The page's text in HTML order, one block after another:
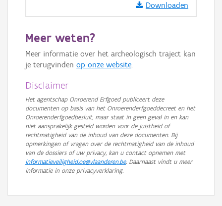
Downloaden
Meer weten?
Meer informatie over het archeologisch traject kan
je terugvinden op onze website.
Disclaimer
Het agentschap Onroerend Erfgoed publiceert deze
documenten op basis van het Onroerenderfgoeddecreet en het
Onroerenderfgoedbesluit, maar staat in geen geval in en kan
niet aansprakelijk gesteld worden voor de juistheid of
rechtmatigheid van de inhoud van deze documenten. Bij
opmerkingen of vragen over de rechtmatigheid van de inhoud
van de dossiers of uw privacy, kan u contact opnemen met
informatieveiligheid.oe@vlaanderen.be. Daarnaast vindt u meer
informatie in onze privacyverklaring.